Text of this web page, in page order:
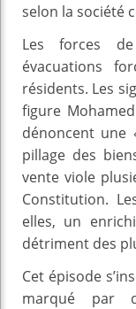
selon la société
Les forces
évacuations
résidents. Les
figure
dénoncent une
pillage des
vente viole
Constitution.
elles, un
détriment des
Cet épisode
marqué par